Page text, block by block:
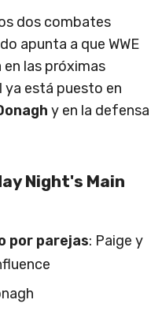
dos combates
apunta a que WWE
las próximas
ya está puesto en
y en la defensa
Night's Main
por parejas: Paige y